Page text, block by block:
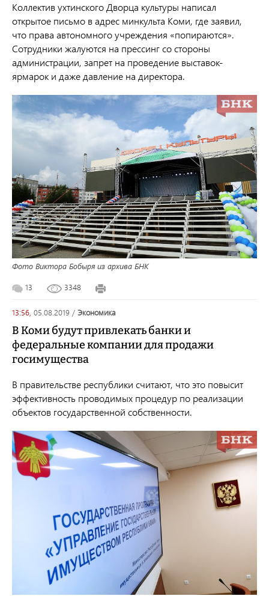
Коллектив ухтинского Дворца культуры написал
открытое письмо в адрес минкульта Коми, где заявил,
что права автономного учреждения «попираются».
Сотрудники жалуются на прессинг со стороны
администрации, запрет на проведение выставок-
ярмарок и даже давление на директора.
Фото Виктора Бобыря из архива БНК
13 3348
13:56, 05.08.2019 / экономика
В Коми будут привлекать банки и
федеральные компании для продажи
госимущества
В правительстве республики считают, чтоэто повысит
эффективность проводимых процедур по реализации
объектов государственной собственности.